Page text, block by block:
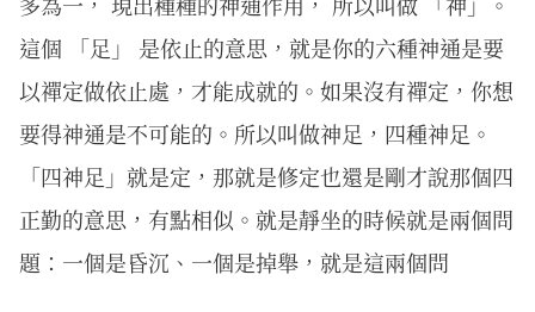
這個 「足」 是依止的意思，就是你的六種神通是要
以禪定做依止處，才能成就的。如果沒有禪定，你想
要得神通是不可能的。所以叫做神足，四種神足。
「四神足」就是定，那就是修定也還是剛才說那個四
正勤的意思，有點相似。就是靜坐的時候就是兩個問
題：一個是昏沉、一個是掉舉，就是這兩個問